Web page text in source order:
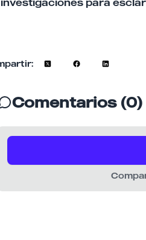
Comentarios (0)